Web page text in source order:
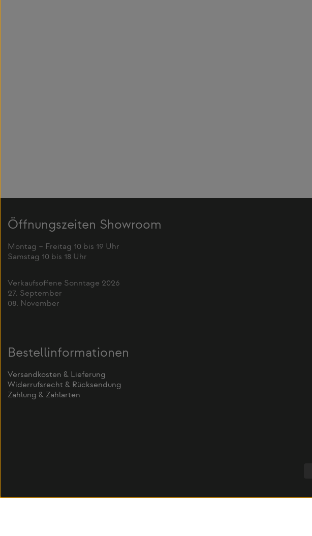
Öffnungszeiten Showroom
Montag – Freitag 10 bis 19 Uhr
Samstag 10 bis 18 Uhr
Verkaufsoffene Sonntage 2026
27. September
08. November
Bestellinformationen
Versandkosten & Lieferung
Widerrufsrecht & Rücksendung
Zahlung & Zahlarten